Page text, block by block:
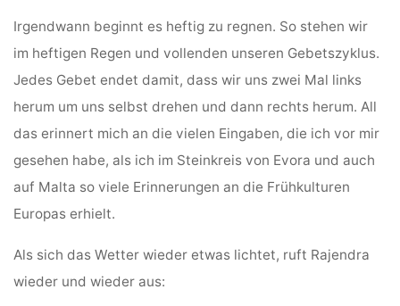
Irgendwann beginnt es heftig zu regnen. So stehen wir
im heftigen Regen und vollenden unseren Gebetszyklus.
Jedes Gebet endet damit, dass wir uns zwei Mal links
herum um uns selbst drehen und dann rechts herum. All
das erinnert mich an die vielen Eingaben, die ich vor mir
gesehen habe, als ich im Steinkreis von Evora und auch
auf Malta so viele Erinnerungen an die Frühkulturen
Europas erhielt.
Als sich das Wetter wieder etwas lichtet, ruft Rajendra
wieder und wieder aus: